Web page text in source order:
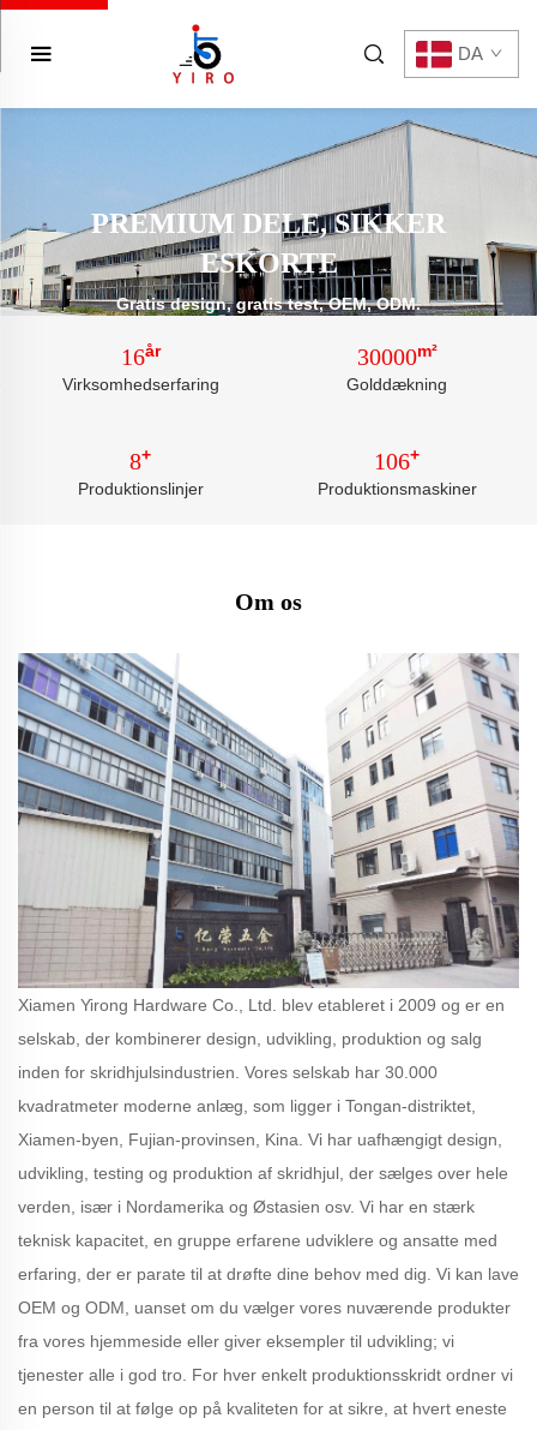
DA
PREMIUM DELE, SIKKER
ESKORTE
Gratis design, gratis test, OEM, ODM.
16år
Virksomhedserfaring
30000m²
Golddækning
8+
Produktionslinjer
106+
Produktionsmaskiner
Om os
Xiamen Yirong Hardware Co., Ltd. blev etableret i 2009 og er en
selskab, der kombinerer design, udvikling, produktion og salg
inden for skridhjulsindustrien. Vores selskab har 30.000
kvadratmeter moderne anlæg, som ligger i Tongan-distriktet,
Xiamen-byen, Fujian-provinsen, Kina. Vi har uafhængigt design,
udvikling, testing og produktion af skridhjul, der sælges over hele
verden, især i Nordamerika og Østasien osv. Vi har en stærk
teknisk kapacitet, en gruppe erfarene udviklere og ansatte med
erfaring, der er parate til at drøfte dine behov med dig. Vi kan lave
OEM og ODM, uanset om du vælger vores nuværende produkter
fra vores hjemmeside eller giver eksempler til udvikling; vi
tjenester alle i god tro. For hver enkelt produktionsskridt ordner vi
en person til at følge op på kvaliteten for at sikre, at hvert eneste